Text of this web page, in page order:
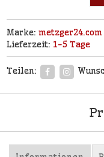
Marke: metzger24.com
Lieferzeit: 1-5 Tage
Teilen: